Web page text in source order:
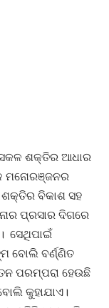
ସକଳ ଶକ୍ତିର ଆଧାର
ମନୋରଞ୍ଜନର
ବିକାଶ ସହ
ପ୍ରସାର ଦିଗରେ
ସେଥିପାଇଁ
ବୋଲି ବର୍ଣ୍ଣିତ
ପରମ୍ପରା ହେଉଛି
କୁହାଯାଏ।